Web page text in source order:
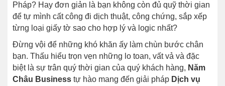
Pháp? Hay đơn giản là bạn không còn đủ quỹ thời gian
để tự mình cất công đi dịch thuật, công chứng, sắp xếp
từng loại giấy tờ sao cho hợp lý và logic nhất?
Đừng vội để những khó khăn ấy làm chùn bước chân
bạn. Thấu hiểu trọn vẹn những lo toan, vất vả và đặc
biệt là sự trân quý thời gian của quý khách hàng, Năm
Châu Business tự hào mang đến giải pháp Dịch vụ